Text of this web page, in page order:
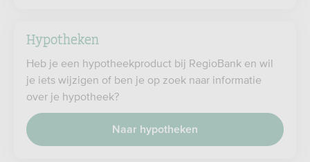
Hypotheken
Heb je een hypotheekproduct bij RegioBank en wil
je iets wijzigen of ben je op zoek naar informatie
over je hypotheek?
Naar hypotheken